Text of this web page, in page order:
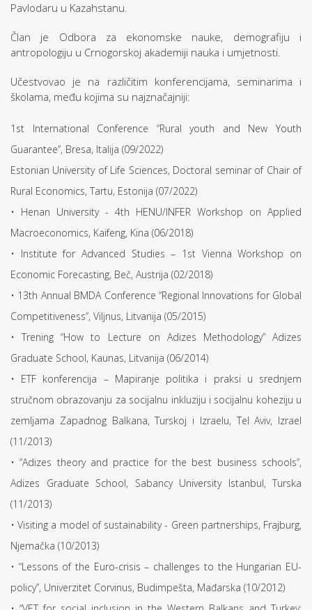
Pavlodaru u Kazahstanu.
Član je Odbora za ekonomske nauke, demografiju i
antropologiju u Crnogorskoj akademiji nauka i umjetnosti.
Učestvovao je na različitim konferencijama, seminarima i
školama, među kojima su najznačajniji:
1st International Conference “Rural youth and New Youth
Guarantee”, Bresa, Italija (09/2022)
Estonian University of Life Sciences, Doctoral seminar of Chair of
Rural Economics, Tartu, Estonija (07/2022)
• Henan University - 4th HENU/INFER Workshop on Applied
Macroeconomics, Kaifeng, Kina (06/2018)
• Institute for Advanced Studies – 1st Vienna Workshop on
Economic Forecasting, Beč, Austrija (02/2018)
• 13th Annual BMDA Conference “Regional Innovations for Global
Competitiveness”, Viljnus, Litvanija (05/2015)
• Trening “How to Lecture on Adizes Methodology” Adizes
Graduate School, Kaunas, Litvanija (06/2014)
• ETF konferencija – Mapiranje politika i praksi u srednjem
stručnom obrazovanju za socijalnu inkluziju i socijalnu koheziju u
zemljama Zapadnog Balkana, Turskoj i Izraelu, Tel Aviv, Izrael
(11/2013)
• “Adizes theory and practice for the best business schools”,
Adizes Graduate School, Sabancy University Istanbul, Turska
(11/2013)
• Visiting a model of sustainability - Green partnerships, Frajburg,
Njemačka (10/2013)
• “Lessons of the Euro-crisis – challenges to the Hungarian EU-
policy”, Univerzitet Corvinus, Budimpešta, Mađarska (10/2012)